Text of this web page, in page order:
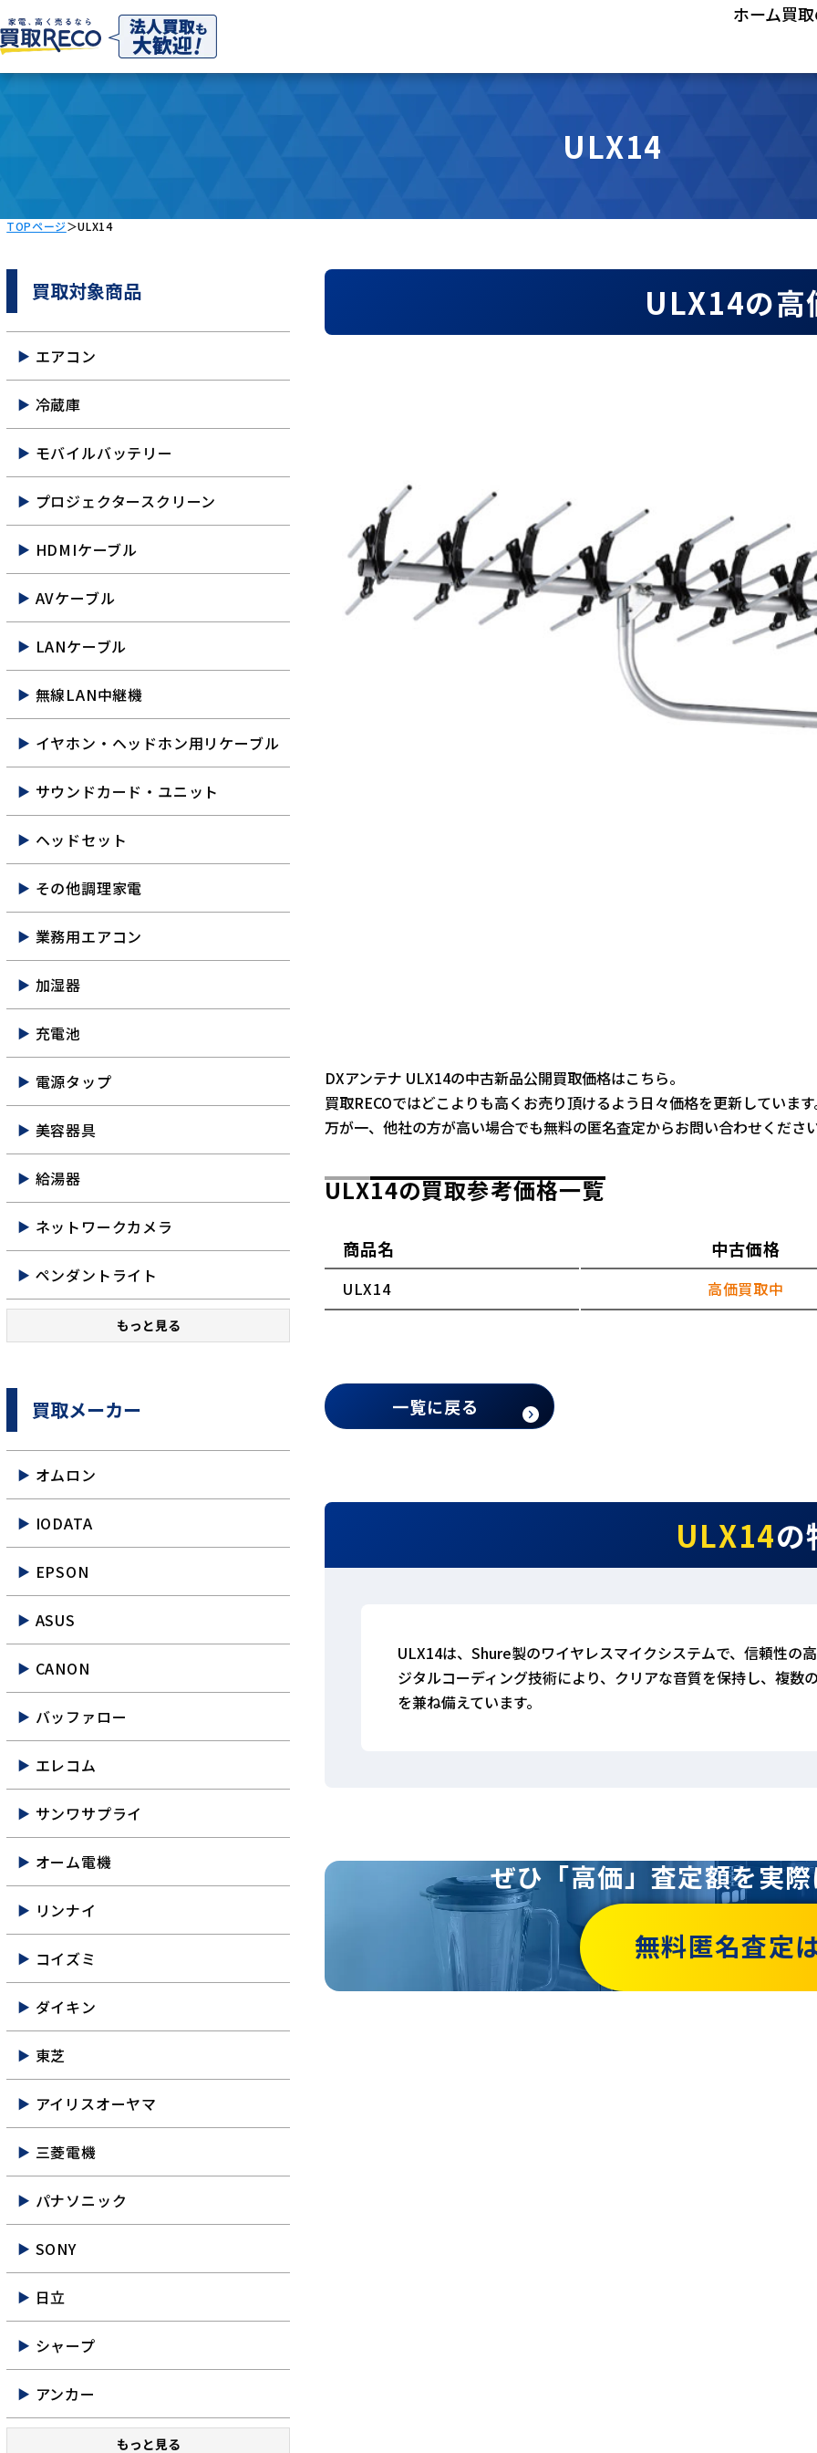
ホーム買
ULX14
TOPページ＞ULX14
ULX14の高
DXアンテナ ULX14の中古新品公開買取価格はこちら。
買取RECOではどこよりも高くお売り頂けるよう日々価格を更新していま
万が一、他社の方が高い場合でも無料の匿名査定からお問い合わせくださ
ULX14の買取参考価格一覧
商品名 中古価格
ULX14 高価買取中
一覧に戻る
ULX14の
ULX14は、Shure製のワイヤレスマイクシステムで、信頼性の
ジタルコーディング技術により、クリアな音質を保持し、複
を兼ね備えています。
ぜひ「高価」査定額を実
無料匿名査定
買取対象商品
エアコン
冷蔵庫
モバイルバッテリー
プロジェクタースクリーン
HDMIケーブル
AVケーブル
LANケーブル
無線LAN中継機
イヤホン・ヘッドホン用リケーブル
サウンドカード・ユニット
ヘッドセット
その他調理家電
業務用エアコン
加湿器
充電池
電源タップ
美容器具
給湯器
ネットワークカメラ
ペンダントライト
もっと見る
買取メーカー
オムロン
IODATA
EPSON
ASUS
CANON
バッファロー
エレコム
サンワサプライ
オーム電機
リンナイ
コイズミ
ダイキン
東芝
アイリスオーヤマ
三菱電機
パナソニック
SONY
日立
シャープ
アンカー
もっと見る